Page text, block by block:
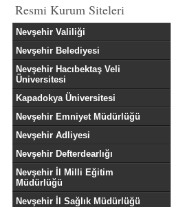
Resmi Kurum Siteleri
Nevşehir Valiliği
Nevşehir Belediyesi
Nevşehir Hacıbektaş Veli
Üniversitesi
Kapadokya Üniversitesi
Nevşehir Emniyet Müdürlüğü
Nevşehir Adliyesi
Nevşehir Defterdearlığı
Nevşehir İl Milli Eğitim
Müdürlüğü
Nevşehir İl Sağlık Müdürlüğü